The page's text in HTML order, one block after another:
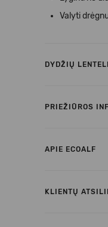
Valyti
DYDŽIŲ
PRIEŽIŪROS
APIE ECOALF
KLIENTŲ